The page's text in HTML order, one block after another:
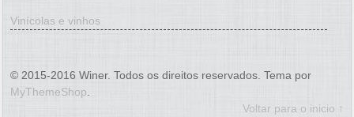
Vinícolas e vinhos
© 2015-2016 Winer. Todos os direitos reservados. Tema por
MyThemeShop
Voltar para o inicio ↑